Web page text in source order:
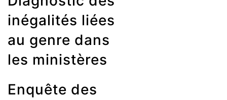
inégalités liées
au genre dans
les ministères
Enquête des